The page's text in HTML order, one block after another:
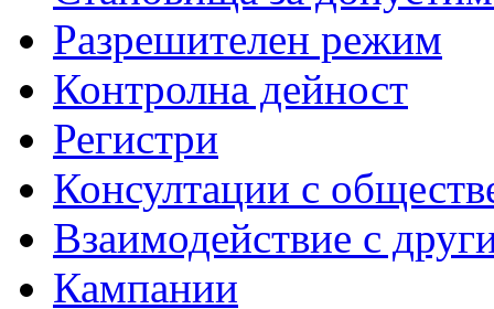
Разрешителен режим
Контролна дейност
Регистри
Консултации с
Взаимодействие с
Кампании